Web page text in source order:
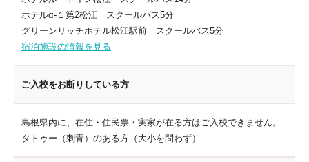
ホテルα-１第2松江 スクールバス5分
グリーンリッチホテル松江駅前 スクールバス5分
宿泊施設の情報を見る
ご入校をお断りしている方
島根県内に、在住・住民票・実家が在る方はご入校できません。
タトゥー（刺青）のある方（大小を問わず）